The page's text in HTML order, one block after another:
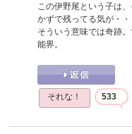
この伊野尾という子は
かずで残ってる気が・・
そういう意味では奇跡
能界。
それな！ 533